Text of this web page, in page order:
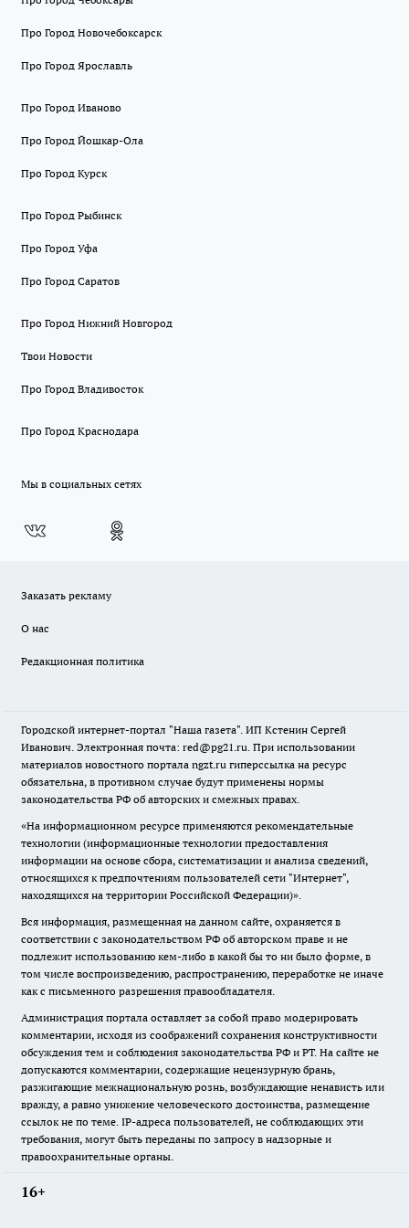
Про Город Новочебоксарск
Про Город Ярославль
Про Город Иваново
Про Город Йошкар-Ола
Про Город Курск
Про Город Рыбинск
Про Город Уфа
Про Город Саратов
Про Город Нижний Новгород
Твои Новости
Про Город Владивосток
Про Город Краснодара
Мы в социальных сетях
Заказать рекламу
О нас
Редакционная политика
Городской интернет-портал "Наша газета". ИП Кстенин Сергей
Иванович. Электронная почта: red@pg21.ru. При использовании
материалов новостного портала ngzt.ru гиперссылка на ресурс
обязательна, в противном случае будут применены нормы
законодательства РФ об авторских и смежных правах.
«На информационном ресурсе применяются рекомендательные
технологии (информационные технологии предоставления
информации на основе сбора, систематизации и анализа сведений,
относящихся к предпочтениям пользователей сети "Интернет",
находящихся на территории Российской Федерации)».
Вся информация, размещенная на данном сайте, охраняется в
соответствии с законодательством РФ об авторском праве и не
подлежит использованию кем-либо в какой бы то ни было форме, в
том числе воспроизведению, распространению, переработке не иначе
как с письменного разрешения правообладателя.
Администрация портала оставляет за собой право модерировать
комментарии, исходя из соображений сохранения конструктивности
обсуждения тем и соблюдения законодательства РФ и РТ. На сайте не
допускаются комментарии, содержащие нецензурную брань,
разжигающие межнациональную рознь, возбуждающие ненависть или
вражду, а равно унижение человеческого достоинства, размещение
ссылок не по теме. IP-адреса пользователей, не соблюдающих эти
требования, могут быть переданы по запросу в надзорные и
правоохранительные органы.
16+